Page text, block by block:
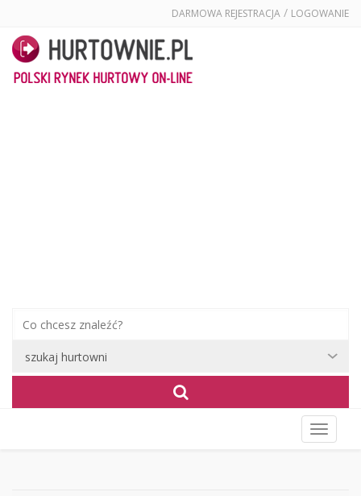
DARMOWA REJESTRACJA / LOGOWANIE
menu